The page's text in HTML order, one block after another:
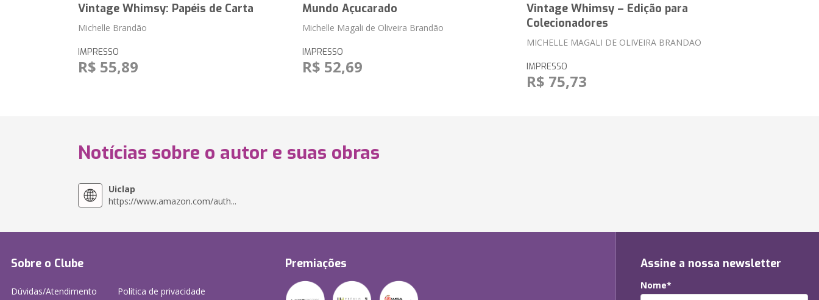
Vintage Whimsy: Papéis de Carta
Michelle Brandão
IMPRESSO
R$ 55,89
Mundo Açucarado
Michelle Magali de Oliveira Brandão
IMPRESSO
R$ 52,69
Vintage Whimsy – Edição para
Colecionadores
MICHELLE MAGALI DE OLIVEIRA BRANDAO
IMPRESSO
R$ 75,73
Notícias sobre o autor e suas obras
Uiclap
https://www.amazon.com/auth...
Sobre o Clube
Dúvidas/Atendimento Política de privacidade
Premiações Assine a nossa newsletter
Nome*